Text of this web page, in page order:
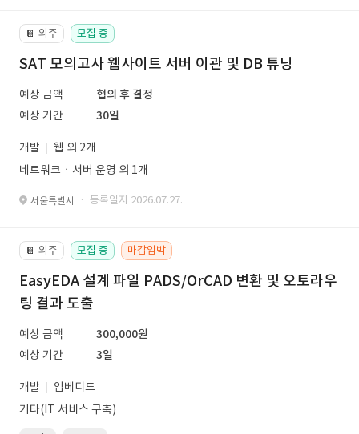
📔 외주 모집 중
SAT 모의고사 웹사이트 서버 이관 및 DB 튜닝
예상 금액
협의 후 결정
예상 기간
30일
개발
웹 외 2개
네트워크ㆍ서버 운영 외 1개
서울특별시 · 등록일자 2026.07.27.
📔 외주 모집 중 마감임박
EasyEDA 설계 파일 PADS/OrCAD 변환 및 오토라우
팅 결과 도출
예상 금액
300,000원
예상 기간
3일
개발
임베디드
기타(IT 서비스 구축)